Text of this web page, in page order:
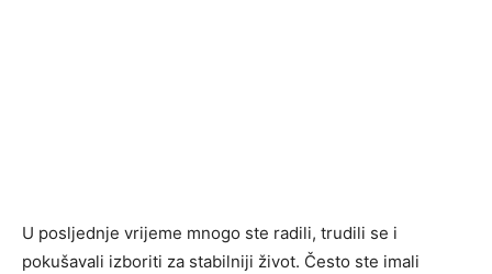
U posljednje vrijeme mnogo ste radili, trudili se i
pokušavali izboriti za stabilniji život. Često ste imali